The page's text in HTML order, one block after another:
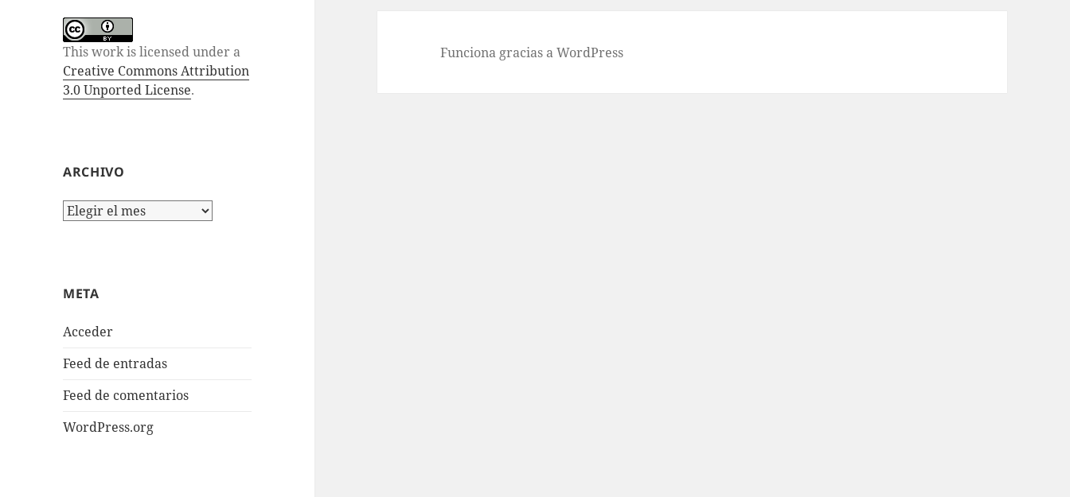
This work is licensed under a
Creative Commons Attribution
3.0 Unported License.
ARCHIVO
Archivo
META
Acceder
Feed de entradas
Feed de comentarios
WordPress.org
Funciona gracias a WordPress